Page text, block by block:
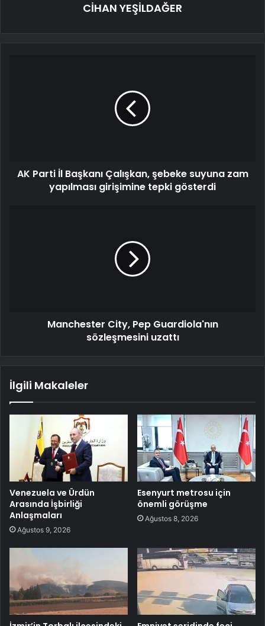
CİHAN YEŞİLDAĞER
AK Parti İl Başkanı Çalışkan, şebeke suyuna zam
yapılması girişimine tepki gösterdi
Manchester City, Pep Guardiola'nın
sözleşmesini uzattı
İlgili Makaleler
Venezuela ve Ürdün
Arasında İşbirliği
Anlaşmaları
Ağustos 9, 2026
Esenyurt metrosu için
önemli görüşme
Ağustos 8, 2026